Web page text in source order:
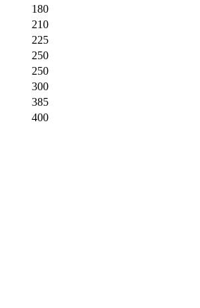
180
210
225
250
250
300
385
400